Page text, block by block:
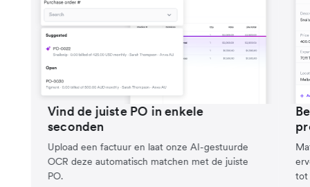
Vind de juiste PO in enkele
seconden
Upload een factuur en laat onze AI-gestuurde
OCR deze automatisch matchen met de juiste
PO.
tot